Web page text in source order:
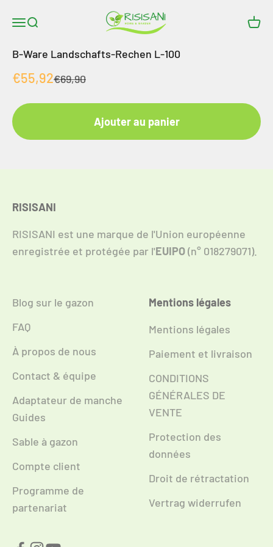
Ouvrir le menu de navigation
Ouvrir la rechercheRISISANI Rasenrakel
B-Ware Landschafts-Rechen L-100
Angebot
€55,92Regulärer Preis
€69,90
Ajouter au panier
RISISANI
RISISANI est une marque de l'Union européenne
enregistrée et protégée par l'EUIPO(n° 018279071).
Blog sur le gazon
FAQ
À propos de nous
Contact & équipe
Adaptateur de manche
Guides
Sable à gazon
Compte client
Programme de
partenariat
Mentions légales
Mentions légales
Paiement et livraison
CONDITIONS
GÉNÉRALES DE
VENTE
Protection des
données
Droit de rétractation
Vertrag widerrufen